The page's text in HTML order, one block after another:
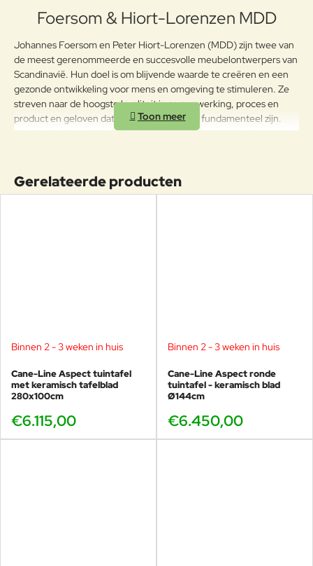
Foersom & Hiort-Lorenzen MDD
Johannes Foersom en Peter Hiort-Lorenzen (MDD) zijn twee van
de meest gerenommeerde en succesvolle meubelontwerpers van
Scandinavië. Hun doel is om blijvende waarde te creëren en een
gezonde ontwikkeling voor mens en omgeving te stimuleren. Ze
streven naar de hoogste kwaliteit in samenwerking, proces en
product en geloven dat kennis en innovatie fundamenteel zijn.
Door het indrukwekkende gebruik van flexibiliteit lijken de
Gerelateerde producten
Binnen 2 - 3 weken in huis
Cane-Line Aspect tuintafel
met keramisch tafelblad
280x100cm
€6.115,00
Binnen 2 - 3 weken in huis
Cane-Line Aspect ronde
tuintafel - keramisch blad
Ø144cm
€6.450,00